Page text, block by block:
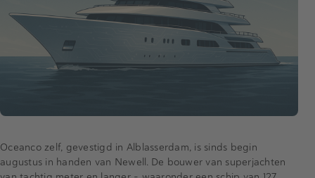
Oceanco zelf, gevestigd in Alblasserdam, is sinds begin
augustus in handen van Newell. De bouwer van superjachten